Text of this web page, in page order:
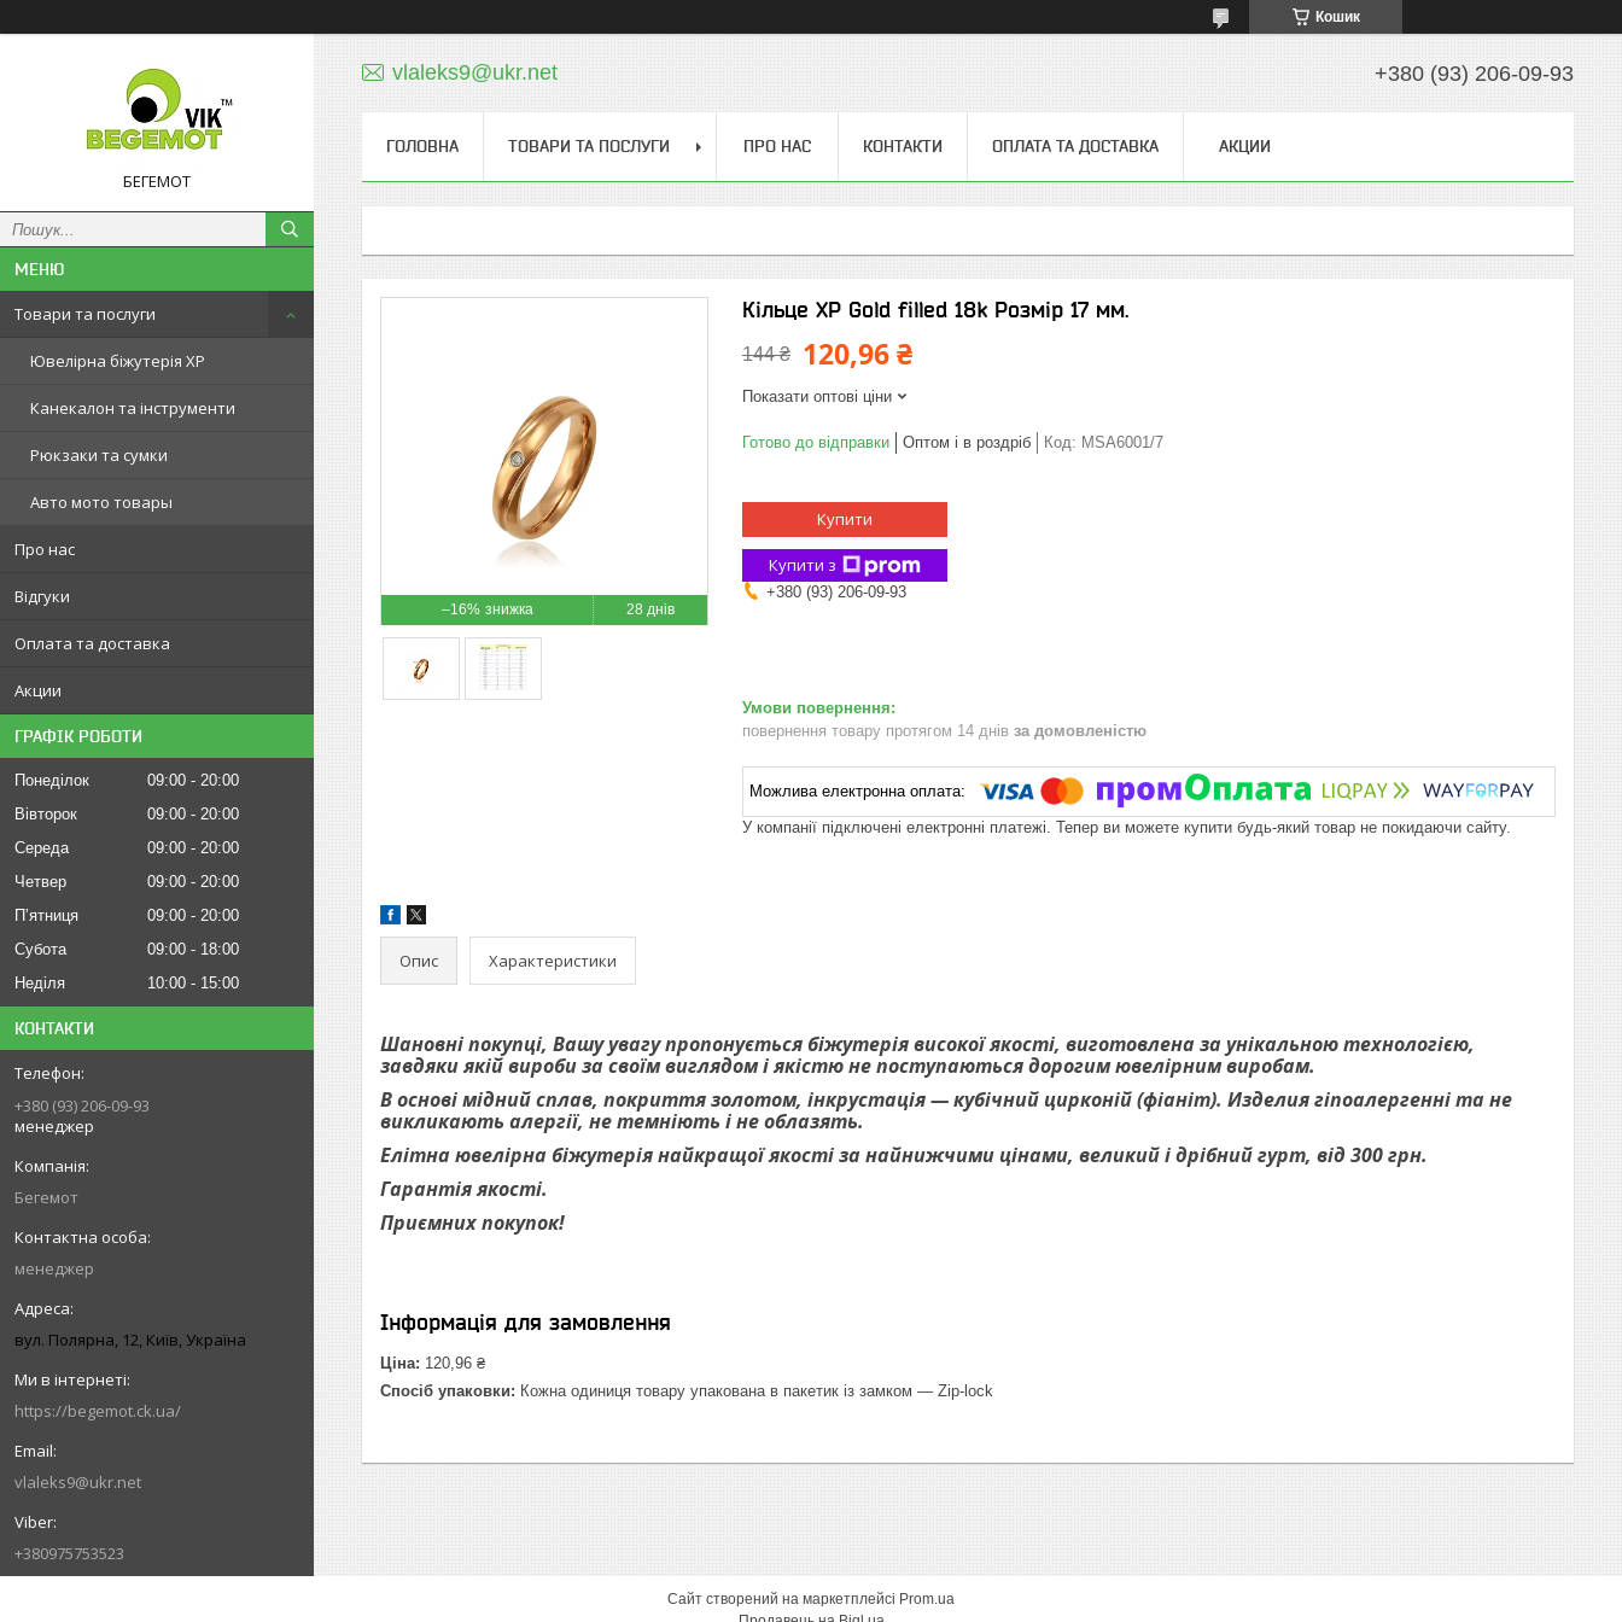
Кошик
БЕГЕМОТ
Товари та послуги
Ювелірна біжутерія XP
Канекалон та інструменти
Рюкзаки та сумки
Авто мото товары
Про нас
Відгуки
Оплата та доставка
Акции
ГРАФІК РОБОТИ
Понеділок 09:00
20:00
Вівторок
09:00
20:00
Середа
09:00
20:00
Четвер
09:00
20:00
Пʼятниця
09:00
20:00
Субота
09:00
18:00
Неділя
10:00 15:00
КОНТАКТИ
+380 (93) 206-09-93
менеджер
Бегемот
менеджер
вул. Полярна, 12, Київ, Україна
https://begemot.ck.ua/
vlaleks9@ukr.net
+380975753523
vlaleks9@ukr.net +380 (93) 206-09-93
ГОЛОВНА ТОВАРИ ТА ПОСЛУГИ ПРО НАС КОНТАКТИ ОПЛАТА ТА ДОСТАВКА АКЦИИ
–16% 28 днів
Кільце ХР Gold filled 18k Розмір 17 мм.
144 ₴ 120,96 ₴
Показати оптові ціни
Готово до відправки Оптом і в роздріб Код: MSA6001/7
Купити
Купити з
+380 (93) 206-09-93
повернення товару протягом 14 днів за домовленістю
У компанії підключені електронні платежі. Тепер ви можете купити будь-який товар не покидаючи сайту.
Опис Характеристики
Шановні покупці, Вашу увагу пропонується біжутерія високої якості, виготовлена за унікальною технологією,
завдяки якій вироби за своїм виглядом і якістю не поступаються дорогим ювелірним виробам.
В основі мідний сплав, покриття золотом, інкрустація — кубічний цирконій (фіаніт). Изделия гіпоалергенні та не
викликають алергії, не темніють і не облазять.
Елітна ювелірна біжутерія найкращої якості за найнижчими цінами, великий і дрібний гурт, від 300 грн.
Гарантія якості.
Приємних покупок!
Інформація для замовлення
Ціна: 120,96 ₴
Спосіб упаковки: Кожна одиниця товару упакована в пакетик із замком — Zip-lock
Сайт створений на маркетплейсі Prom.ua